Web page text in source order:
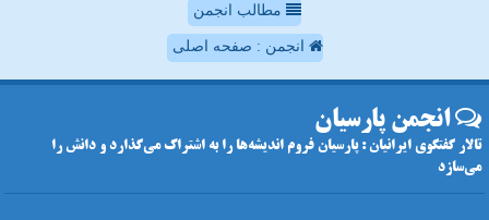
مطالب انجمن
انجمن : صفحه اصلی
انجمن پارسیان
تالار گفتگوی ایرانیان : پارسیان فروم اندیشه‌ها را به اشتراک می‌گذارد و دانش را
می‌سازد